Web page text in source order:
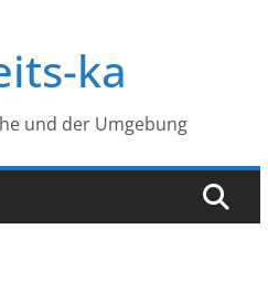
ka
und der Umgebung